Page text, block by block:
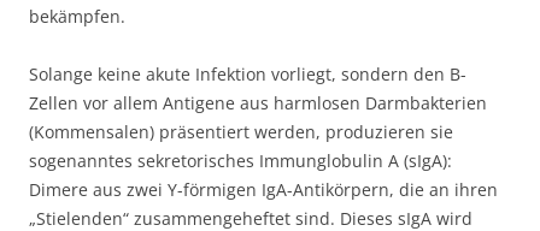
bekämpfen.
Solange keine akute Infektion vorliegt, sondern den B-
Zellen vor allem Antigene aus harmlosen Darmbakterien
(Kommensalen) präsentiert werden, produzieren sie
sogenanntes sekretorisches Immunglobulin A (sIgA):
Dimere aus zwei Y-förmigen IgA-Antikörpern, die an ihren
„Stielenden“ zusammengeheftet sind. Dieses sIgA wird